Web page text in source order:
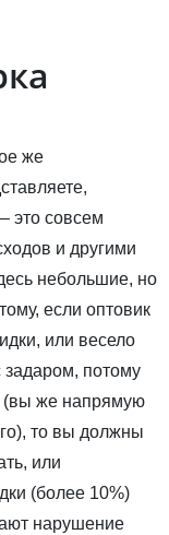
же
это совсем
и другими
небольшие, но
если оптовик
или весело
задаром, потому
(вы же напрямую
то вы должны
или
(более 10%)
нарушение